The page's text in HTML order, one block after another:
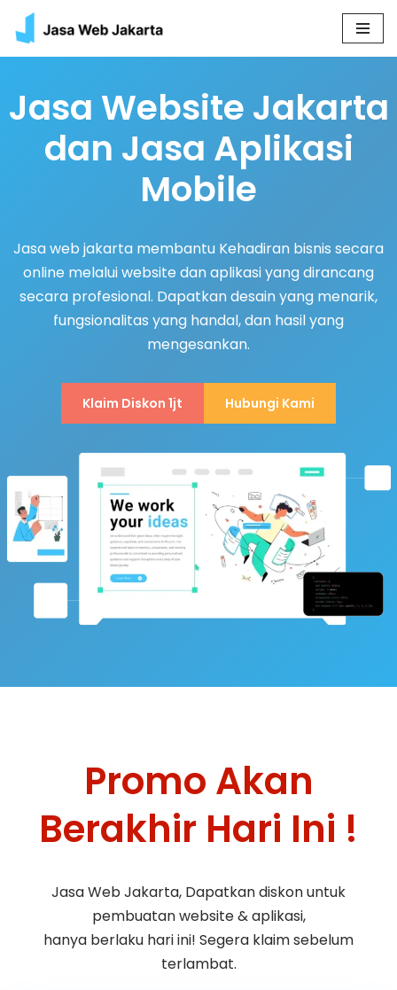
Skip
content
Jasa Website Jakarta
dan Jasa Aplikasi
Mobile
Jasa web jakarta membantu Kehadiran bisnis secara
online melalui website dan aplikasi yang dirancang
secara profesional. Dapatkan desain yang menarik,
fungsionalitas yang handal, dan hasil yang
mengesankan.
Klaim Diskon 1jt Hubungi Kami
Promo Akan
Berakhir Hari Ini !
Jasa Web Jakarta, Dapatkan diskon untuk
pembuatan website & aplikasi,
hanya berlaku hari ini! Segera klaim sebelum
terlambat.